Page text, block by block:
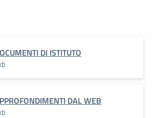
DI ISTITUTO
DAL WEB